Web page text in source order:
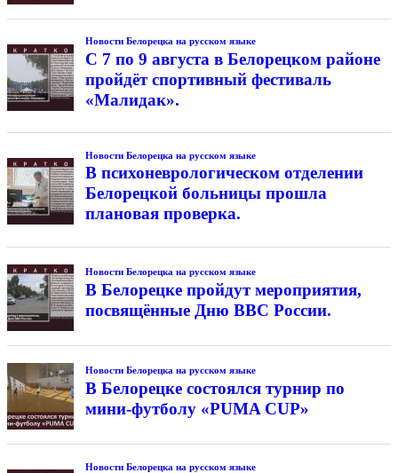
Новости Белорецка на русском языке
С 7 по 9 августа в Белорецком районе
пройдёт спортивный фестиваль
«Малидак».
Новости Белорецка на русском языке
В психоневрологическом отделении
Белорецкой больницы прошла
плановая проверка.
Новости Белорецка на русском языке
В Белорецке пройдут мероприятия,
посвящённые Дню ВВС России.
Новости Белорецка на русском языке
В Белорецке состоялся турнир по
мини-футболу «PUMA CUP»
Новости Белорецка на русском языке